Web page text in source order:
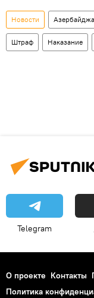
Новости
Штраф Наказание
Telegram
О проекте Контакты
Политика